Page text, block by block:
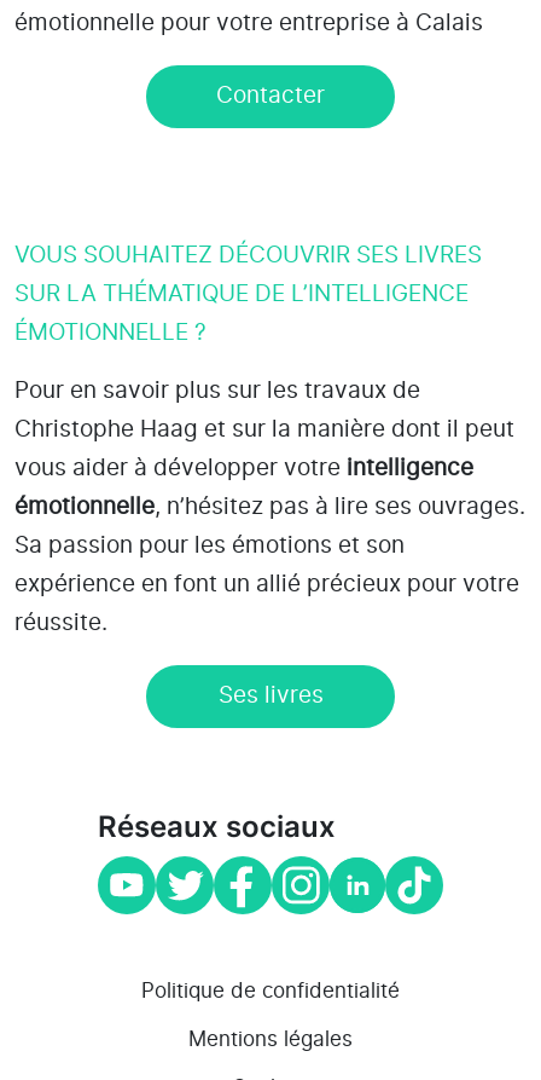
émotionnelle pour votre entreprise à Calais
Contacter
VOUS SOUHAITEZ DÉCOUVRIR SES LIVRES
SUR LA THÉMATIQUE DE L’INTELLIGENCE
ÉMOTIONNELLE ?
Pour en savoir plus sur les travaux de
Christophe Haag et sur la manière dont il peut
vous aider à développer votre intelligence
émotionnelle, n’hésitez pas à lire ses ouvrages.
Sa passion pour les émotions et son
expérience en font un allié précieux pour votre
réussite.
Ses livres
Réseaux sociaux
Politique de confidentialité
Mentions légales